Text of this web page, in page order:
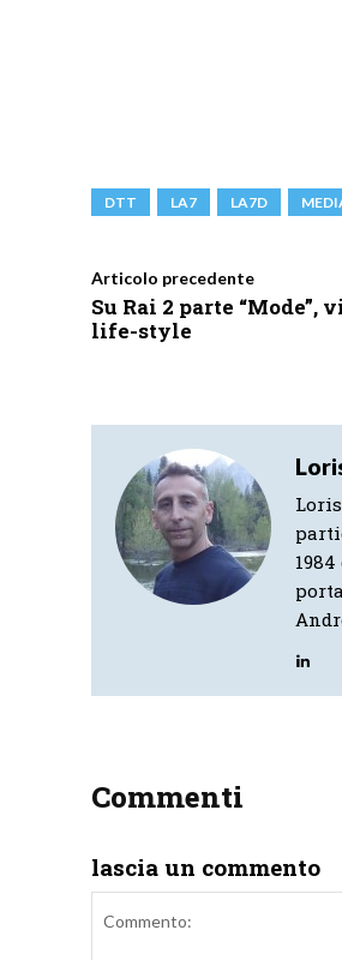
DTT LA7 LA7D
Articolo precedente
Su Rai 2 parte “Mode”,
life-style
Commenti
lascia un commento